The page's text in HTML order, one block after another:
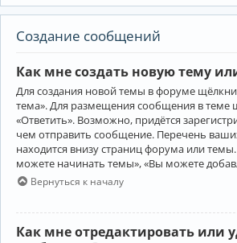
Создание сообщений
Как мне создать новую тему
Для создания новой темы в форуме
тема». Для размещения сообщения в теме
«Ответить». Возможно, придётся
чем отправить сообщение. Перечень
находится внизу страниц форума или
можете начинать темы», «Вы можете
Вернуться к началу
Как мне отредактировать или